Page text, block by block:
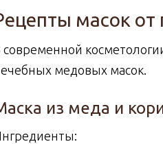
масок
современной
медовых масок.
из меда и